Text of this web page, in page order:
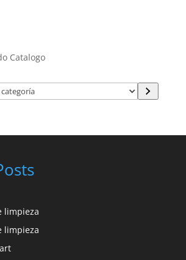
Catalogo
limpieza
limpieza